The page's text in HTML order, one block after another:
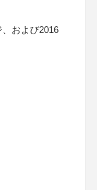
および2016